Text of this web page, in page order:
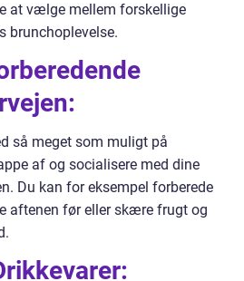
at vælge mellem forskellige
brunchoplevelse.
så meget som muligt på
af og socialisere med dine
Du kan for eksempel forberede
aftenen før eller skære frugt og